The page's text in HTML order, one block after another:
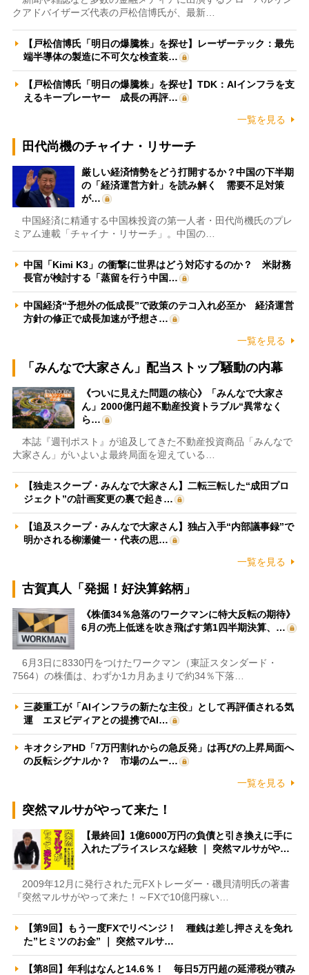
クアドバイザーズ代表の戸松信博氏が、最新…
【戸松信博氏「明日の爆騰株」を探せ】レーザーテック：最先
端半導体の製造に不可欠な検査装…
【戸松信博氏「明日の爆騰株」を探せ】TDK：AIインフラを支
えるキープレーヤー 成長の再評…
一覧を見る
田代尚機のチャイナ・リサーチ
厳しい経済情勢をどう打開するか？中国の下半期
の「経済運営方針」を読み解く 需要不足対策
が…
中国経済に精通する中国株投資の第一人者・田代尚機氏のプレ
ミアム連載「チャイナ・リサーチ」。中国の…
中国「Kimi K3」の衝撃に世界はどう対応するのか？ 米財務
長官が検討する「蒸留を行う中国…
中国経済“予想外の低成長”で政策のテコ入れ必至か 経済運営
方針の修正で成長加速が予想さ…
一覧を見る
「みんなで大家さん」配当ストップ騒動の内幕
《ついに見えた問題の核心》「みんなで大家さ
ん」2000億円超不動産投資トラブル“異常なく
ら…
本誌『週刊ポスト』が追及してきた不動産投資商品「みんなで
大家さん」がいよいよ最終局面を迎えている…
【独走スクープ・みんなで大家さん】二転三転した“成田プロ
ジェクト”の計画変更の裏で起き…
【追及スクープ・みんなで大家さん】独占入手“内部議事録”で
明かされる柳瀬健一・代表の思…
一覧を見る
古賀真人「発掘！好決算銘柄」
《株価34％急落のワークマンに特大反転の期待》
6月の売上低迷を吹き飛ばす第1四半期決算、…
6月3日に8330円をつけたワークマン（東証スタンダード・
7564）の株価は、わずか1カ月あまりで約34％下落…
三菱重工が「AIインフラの新たな主役」として再評価される気
運 エヌビディアとの提携でAI…
キオクシアHD「7万円割れからの急反発」は再びの上昇局面へ
の反転シグナルか？ 市場のムー…
一覧を見る
突然マルサがやって来た！
【最終回】1億6000万円の負債と引き換えに手に
入れたプライスレスな経験 ｜ 突然マルサがや…
2009年12月に発行された元FXトレーダー・磯貝清明氏の著書
『突然マルサがやって来た！～FXで10億円稼い…
【第9回】もう一度FXでリベンジ！ 種銭は差し押さえを免れ
た”ヒミツのお金” ｜ 突然マルサ…
【第8回】年利はなんと14.6％！ 毎日5万円超の延滞税が積み